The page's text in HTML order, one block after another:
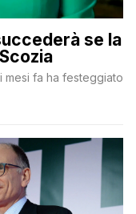
se la
mesi fa ha festeggiato